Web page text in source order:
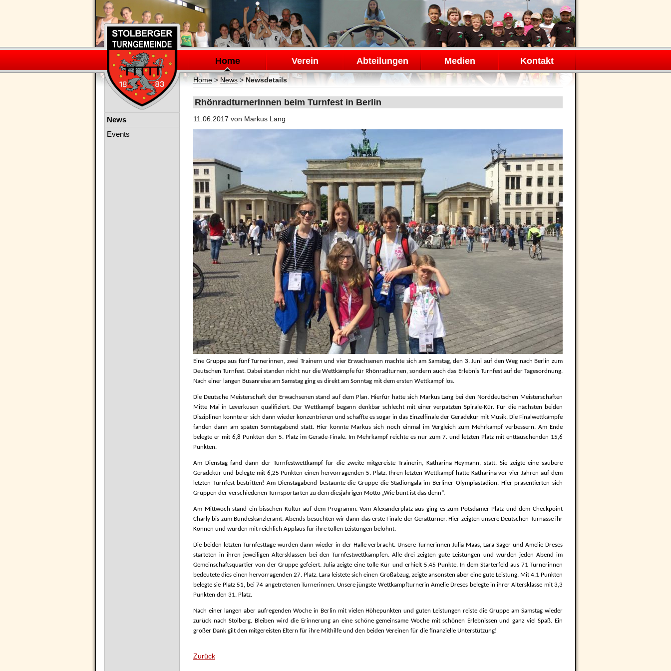
Navigation
überspringen
Home Verein Abteilungen Medien Kontakt
Home> News>Newsdetails
RhönradturnerInnen beim Turnfest in Berlin
11.06.2017 von Markus Lang
Eine Gruppe aus fünf Turnerinnen, zwei Trainern und vier Erwachsenen machte sich am Samstag, den 3. Juni auf den Weg nach Berlin zum
Deutschen Turnfest. Dabei standen nicht nur die Wettkämpfe für Rhönradturnen, sondern auch das Erlebnis Turnfest auf der Tagesordnung.
Nach einer langen Busanreise am Samstag ging es direkt am Sonntag mit dem ersten Wettkampf los.
Die Deutsche Meisterschaft der Erwachsenen stand auf dem Plan. Hierfür hatte sich Markus Lang bei den Norddeutschen Meisterschaften
Mitte Mai in Leverkusen qualifiziert. Der Wettkampf begann denkbar schlecht mit einer verpatzten Spirale-Kür. Für die nächsten beiden
Disziplinen konnte er sich dann wieder konzentrieren und schaffte es sogar in das Einzelfinale der Geradekür mit Musik. Die Finalwettkämpfe
fanden dann am späten Sonntagabend statt. Hier konnte Markus sich noch einmal im Vergleich zum Mehrkampf verbessern. Am Ende
belegte er mit 6,8 Punkten den 5. Platz im Gerade-Finale. Im Mehrkampf reichte es nur zum 7. und letzten Platz mit enttäuschenden 15,6
Punkten.
Am Dienstag fand dann der Turnfestwettkampf für die zweite mitgereiste Trainerin, Katharina Heymann, statt. Sie zeigte eine saubere
Geradekür und belegte mit 6,25 Punkten einen hervorragenden 5. Platz. Ihren letzten Wettkampf hatte Katharina vor vier Jahren auf dem
letzten Turnfest bestritten! Am Dienstagabend bestaunte die Gruppe die Stadiongala im Berliner Olympiastadion. Hier präsentierten sich
Gruppen der verschiedenen Turnsportarten zu dem diesjährigen Motto „Wie bunt ist das denn“.
Am Mittwoch stand ein bisschen Kultur auf dem Programm. Vom Alexanderplatz aus ging es zum Potsdamer Platz und dem Checkpoint
Charly bis zum Bundeskanzleramt. Abends besuchten wir dann das erste Finale der Gerätturner. Hier zeigten unsere Deutschen Turnasse ihr
Können und wurden mit reichlich Applaus für ihre tollen Leistungen belohnt.
Die beiden letzten Turnfesttage wurden dann wieder in der Halle verbracht. Unsere Turnerinnen Julia Maas, Lara Sager und Amelie Dreses
starteten in ihren jeweiligen Altersklassen bei den Turnfestwettkämpfen. Alle drei zeigten gute Leistungen und wurden jeden Abend im
Gemeinschaftsquartier von der Gruppe gefeiert. Julia zeigte eine tolle Kür und erhielt 5,45 Punkte. In dem Starterfeld aus 71 Turnerinnen
bedeutete dies einen hervorragenden 27. Platz. Lara leistete sich einen Großabzug, zeigte ansonsten aber eine gute Leistung. Mit 4,1 Punkten
belegte sie Platz 51, bei 74 angetretenen Turnerinnen. Unsere jüngste Wettkampfturnerin Amelie Dreses belegte in ihrer Altersklasse mit 3,3
Punkten den 31. Platz.
Nach einer langen aber aufregenden Woche in Berlin mit vielen Höhepunkten und guten Leistungen reiste die Gruppe am Samstag wieder
zurück nach Stolberg. Bleiben wird die Erinnerung an eine schöne gemeinsame Woche mit schönen Erlebnissen und ganz viel Spaß. Ein
großer Dank gilt den mitgereisten Eltern für ihre Mithilfe und den beiden Vereinen für die finanzielle Unterstützung!
Zurück
Navigation
News
Events